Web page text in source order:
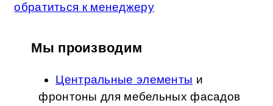
обратиться к менеджеру
Мы производим
Центральные элементы и
фронтоны для мебельных фасадов